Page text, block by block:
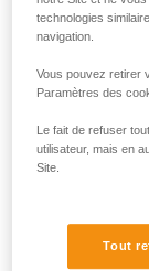
Cette position
La main ne
Avaler le
technologies
navigation.
Vous pouvez retirer
Paramètres des
Le fait de refuser
utilisateur, mais en
Site.
Tout